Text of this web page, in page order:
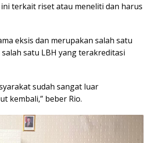
terkait riset atau meneliti dan harus
eksis dan merupakan salah satu
satu LBH yang terakreditasi
sudah sangat luar
kembali,” beber Rio.